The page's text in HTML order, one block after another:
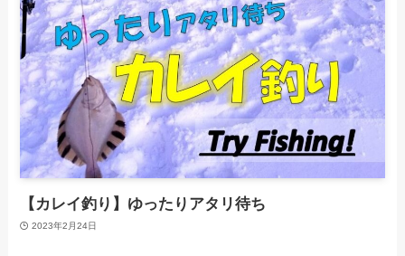
【カレイ釣り】ゆったりアタリ待ち
2023年2月24日